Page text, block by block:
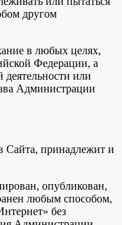
другом
в любых целях,
Федерации, а
деятельности или
Администрации
Сайта, принадлежит и
опубликован,
любым способом,
без